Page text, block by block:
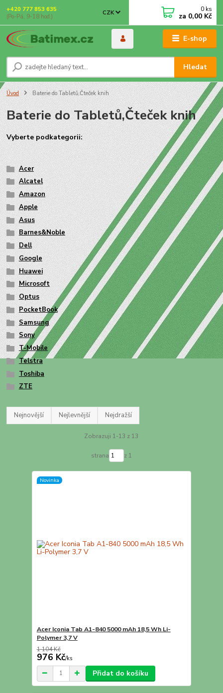
E-shop
CZK
Hledat
+420 777 853 635
(Po-Pá, 9-18 hod.)
0 ks
za 0,00 Kč
Úvod Baterie do Tabletů,Čteček knih
Baterie do Tabletů,Čteček knih
Vybertepodkategorii:
Acer
Alcatel
Amazon
Apple
Asus
Barnes&Noble
Dell
Google
Huawei
Microsoft
Optus
PocketBook
Samsung
Sony
T-Mobile
Telstra
Toshiba
ZTE
Nejnovější Nejlevnější Nejdražší
Zobrazuji 1-13 z 13
strana z 1
Novinka
Acer Iconia Tab A1-840 5000 mAh 18,5 Wh Li-
Polymer 3,7 V
1 104 Kč
976 Kč/ks
Přidat do košíku